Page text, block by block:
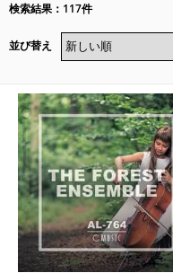
検索結果：117件
並び替え